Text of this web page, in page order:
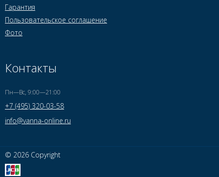
Гарантия
Пользовательское соглашение
Фото
Контакты
Пн—Вс, 9:00—21:00
+7 (495) 320-03-58
info@vanna-online.ru
© 2026 Copyright